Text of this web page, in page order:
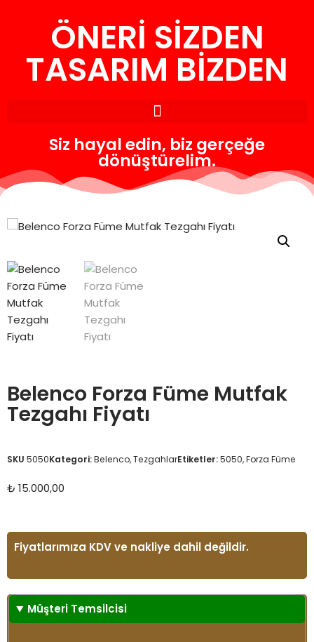
ÖNERİ SİZDEN
TASARIM BİZDEN
Siz hayal edin, biz gerçeğe
dönüştürelim.
Belenco Forza Füme Mutfak
Tezgahı Fiyatı
SKU 5050Kategori:Belenco,TezgahlarEtiketler:5050,Forza Füme
₺ 15.000,00
Fiyatlarımıza KDV ve nakliye dahil değildir.
Müşteri Temsilcisi